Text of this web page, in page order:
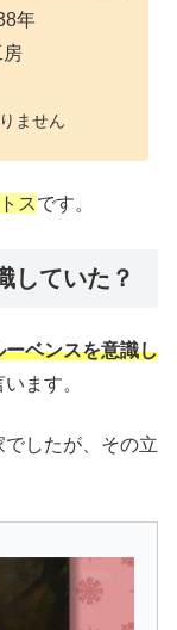
年
房
ません
スです。
していた？
ベンスを意識し
います。
でしたが、その立